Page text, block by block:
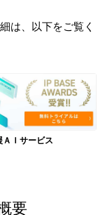
は、以下をご覧く
ＡＩサービス
要